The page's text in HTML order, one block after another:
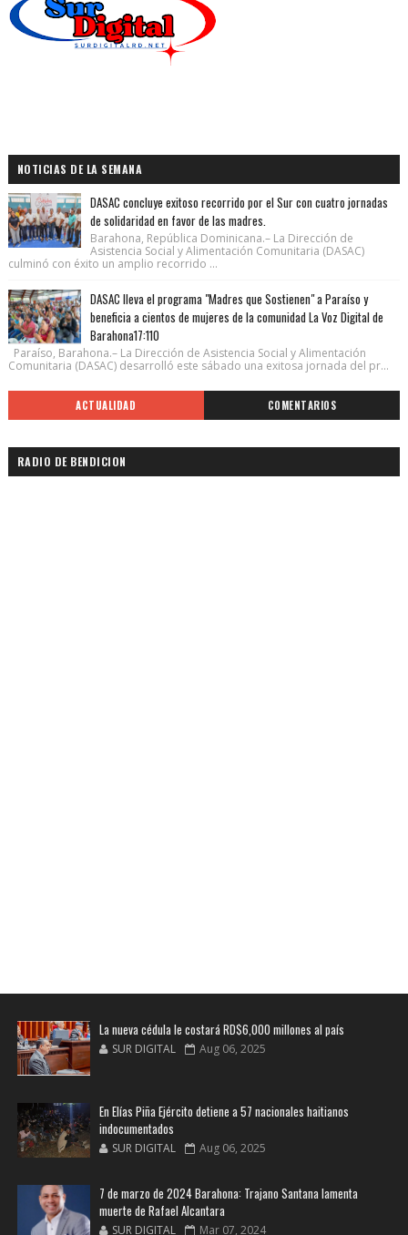
NOTICIAS DE LA SEMANA
DASAC concluye exitoso recorrido por el Sur con cuatro jornadas
de solidaridad en favor de las madres.
Barahona, República Dominicana.– La Dirección de
Asistencia Social y Alimentación Comunitaria (DASAC)
culminó con éxito un amplio recorrido ...
DASAC lleva el programa "Madres que Sostienen" a Paraíso y
beneficia a cientos de mujeres de la comunidad La Voz Digital de
Barahona17:110
Paraíso, Barahona.– La Dirección de Asistencia Social y Alimentación
Comunitaria (DASAC) desarrolló este sábado una exitosa jornada del pr...
ACTUALIDAD COMENTARIOS
RADIO DE BENDICION
La nueva cédula le costará RD$6,000 millones al país
SUR DIGITAL Aug 06, 2025
En Elías Piña Ejército detiene a 57 nacionales haitianos
indocumentados
SUR DIGITAL Aug 06, 2025
7 de marzo de 2024 Barahona: Trajano Santana lamenta
muerte de Rafael Alcantara
SUR DIGITAL Mar 07, 2024